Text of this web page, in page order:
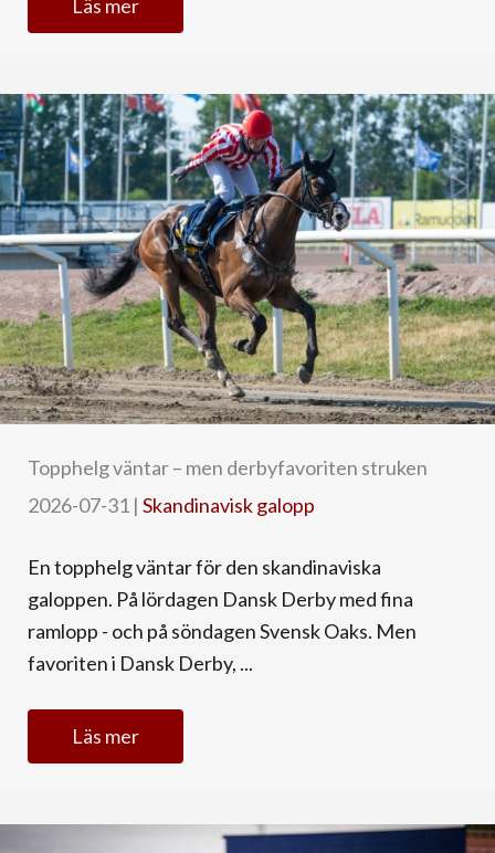
Läs mer
Topphelg väntar – men derbyfavoriten struken
2026-07-31 | Skandinavisk galopp
En topphelg väntar för den skandinaviska
galoppen. På lördagen Dansk Derby med fina
ramlopp - och på söndagen Svensk Oaks. Men
favoriten i Dansk Derby, ...
Läs mer